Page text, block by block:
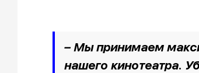
– Мы принимаем
нашего кинотеатра.